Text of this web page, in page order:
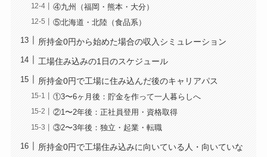
④九州（福岡・熊本・大分）
⑤北海道・北陸（食品系）
所持金0円から始めた場合の収入シミュレーション
工場住み込みの1日のスケジュール
所持金0円で工場に住み込んだ後のキャリアパス
①3〜6ヶ月後：貯金を作って一人暮らしへ
②1〜2年後：正社員登用・資格取得
③2〜3年後：独立・起業・転職
所持金0円で工場住み込みに向いている人・向いていな